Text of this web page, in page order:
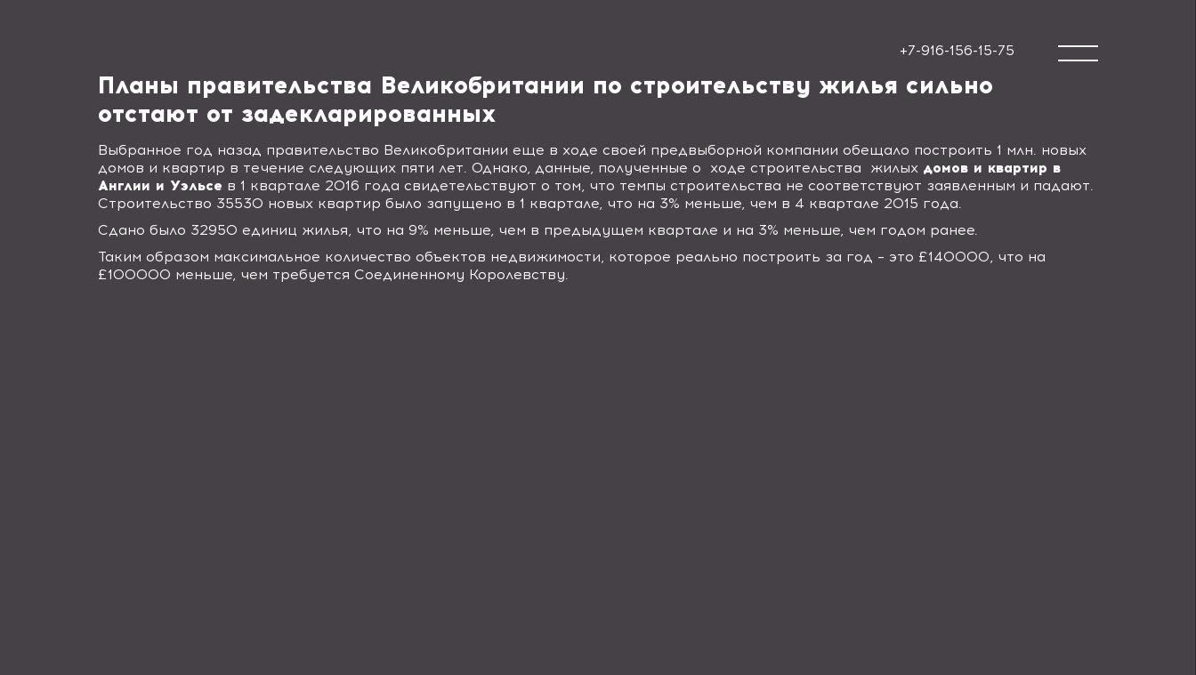
+7-916-156-15-75
Планы правительства Великобритании по строительству жилья сильно
отстают от задекларированных
Выбранное год назад правительство Великобритании еще в ходе своей предвыборной компании обещало построить 1 млн. новых
домов и квартир в течение следующих пяти лет. Однако, данные, полученные о
ходе строительства жилых домов и квартир в
Англии и Уэльсе в 1 квартале 2016 года свидетельствуют о том, что темпы строительства не соответствуют заявленным и падают.
Строительство 35530 новых квартир было запущено в 1 квартале, что на 3% меньше, чем в 4 квартале 2015 года.
Сдано было 32950 единиц жилья, что на 9% меньше, чем в предыдущем квартале и на 3% меньше, чем годом ранее.
Таким образом максимальное количество объектов недвижимости, которое реально построить за год – это £140000, что на
£100000 меньше, чем требуется Соединенному Королевству.